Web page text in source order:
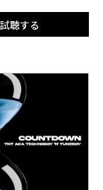
試聴する